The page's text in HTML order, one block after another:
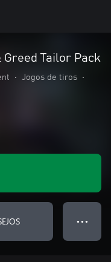
Greed Tailor Pack
• Jogos de tiros
•
● ● ●